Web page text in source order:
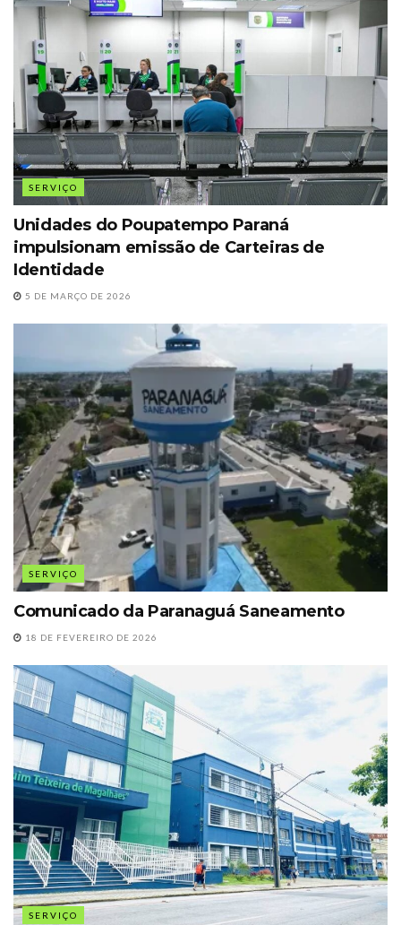
SERVIÇO
Unidades do Poupatempo Paraná
impulsionam emissão de Carteiras de
Identidade
5 DE MARÇO DE 2026
SERVIÇO
Comunicado da Paranaguá Saneamento
18 DE FEVEREIRO DE 2026
SERVIÇO